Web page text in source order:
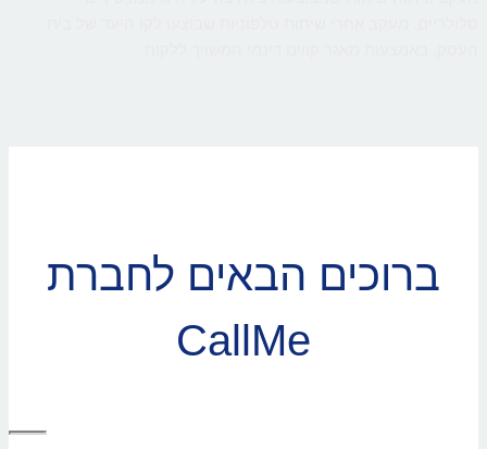
ברוכים הבאים לחברת
CallMe